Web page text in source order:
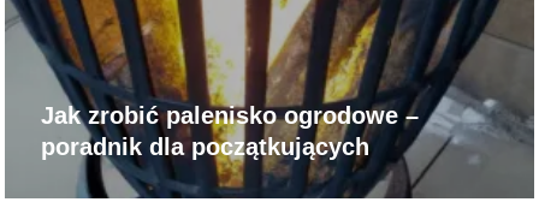
Jak zrobić palenisko ogrodowe –
poradnik dla początkujących